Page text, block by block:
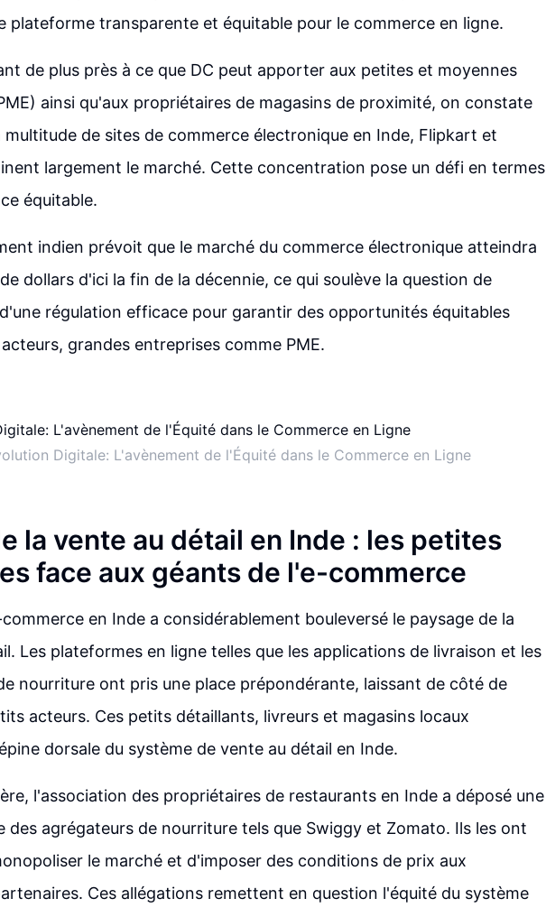
plateforme transparente et équitable pour le commerce en ligne.
de plus près à ce que DC peut apporter aux petites et moyennes
ainsi qu'aux propriétaires de magasins de proximité, on constate
multitude de sites de commerce électronique en Inde, Flipkart et
largement le marché. Cette concentration pose un défi en termes
équitable.
indien prévoit que le marché du commerce électronique atteindra
dollars d'ici la fin de la décennie, ce qui soulève la question de
régulation efficace pour garantir des opportunités équitables
grandes entreprises comme PME.
Digitale: L'avènement de l'Équité dans le Commerce en Ligne
la vente au détail en Inde : les petites
face aux géants de l'e-commerce
en Inde a considérablement bouleversé le paysage de la
Les plateformes en ligne telles que les applications de livraison et les
nourriture ont pris une place prépondérante, laissant de côté de
acteurs. Ces petits détaillants, livreurs et magasins locaux
dorsale du système de vente au détail en Inde.
l'association des propriétaires de restaurants en Inde a déposé une
des agrégateurs de nourriture tels que Swiggy et Zomato. Ils les ont
le marché et d'imposer des conditions de prix aux
Ces allégations remettent en question l'équité du système